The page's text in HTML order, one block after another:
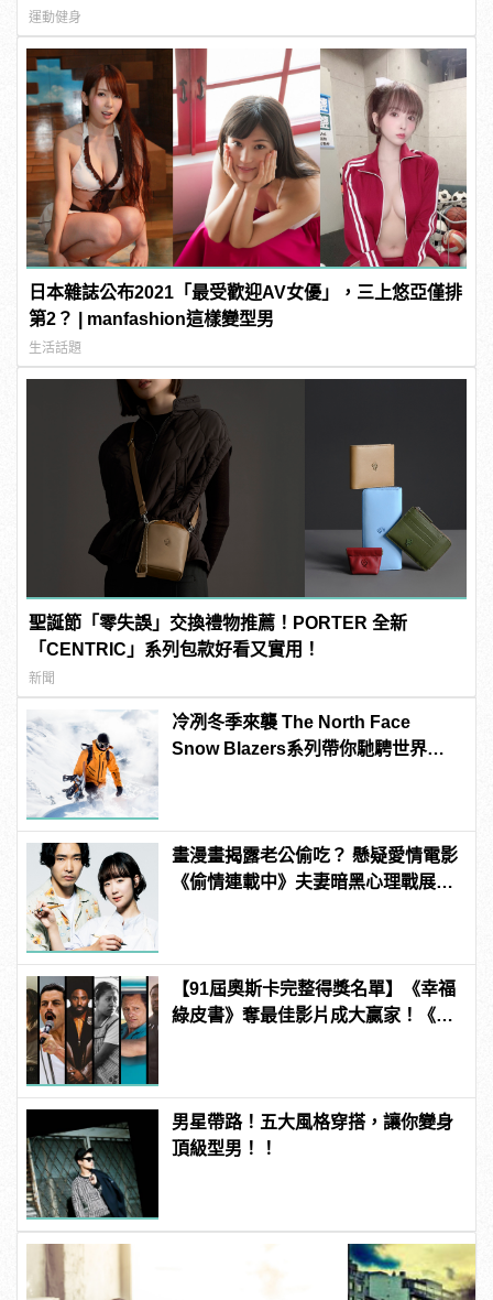
運動健身
日本雜誌公布2021「最受歡迎AV女優」，三上悠亞僅排
第2？ | manfashion這樣變型男
生活話題
聖誕節「零失誤」交換禮物推薦！PORTER 全新
「CENTRIC」系列包款好看又實用！
新聞
冷冽冬季來襲 The North Face
Snow Blazers系列帶你馳騁世界雪
畫漫畫揭露老公偷吃？ 懸疑愛情電影
《偷情連載中》夫妻暗黑心理戰展
【91屆奧斯卡完整得獎名單】《幸福
綠皮書》奪最佳影片成大贏家！《波
男星帶路！五大風格穿搭，讓你變身
頂級型男！！